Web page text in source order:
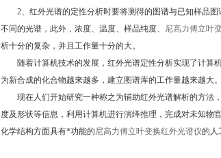
2、红外光谱的定性分析时要将测得的图谱与已知样品图
不同的光谱，此外，浓度、温度、样品纯度、 尼高力傅立叶
析十分的复杂，并且工作量十分的大。
随着计算机技术的发展，红外光谱定性分析实现了计算
为新合成的化合物越来越多，建立图谱库的工作量越来越大。
现在人们开始研究一种称之为辅助红外光谱解析的方法
度及形状等信息，利用计算机进行演绎推理，完成对未知
化学结构方面具有*功能的尼高力傅立叶变换红外光谱仪的人